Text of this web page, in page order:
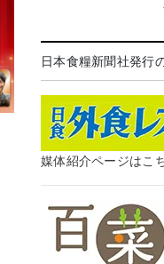
日本食糧新聞社発行
媒体紹介ページはこ